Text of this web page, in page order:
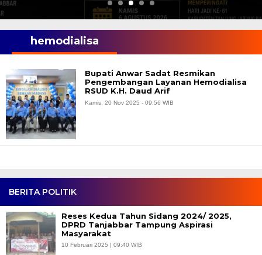
BERITA POLITIK
Reses Kedua Tahun Sidang 2024/ 2025,
DPRD Tanjabbar Tampung Aspirasi
Masyarakat
10 Februari 2025 | 09:40 WIB
hemodialisa
Bupati Anwar Sadat Resmikan
Pengembangan Layanan Hemodialisa
RSUD K.H. Daud Arif
Kamis, 20 Nov 2025 - 09:56 WIB